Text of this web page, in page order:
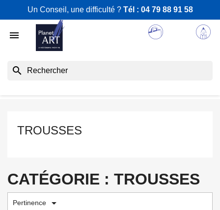
Un Conseil, une difficulté ? Tél : 04 79 88 91 58

search
TROUSSES
CATÉGORIE : TROUSSES
Pertinence 